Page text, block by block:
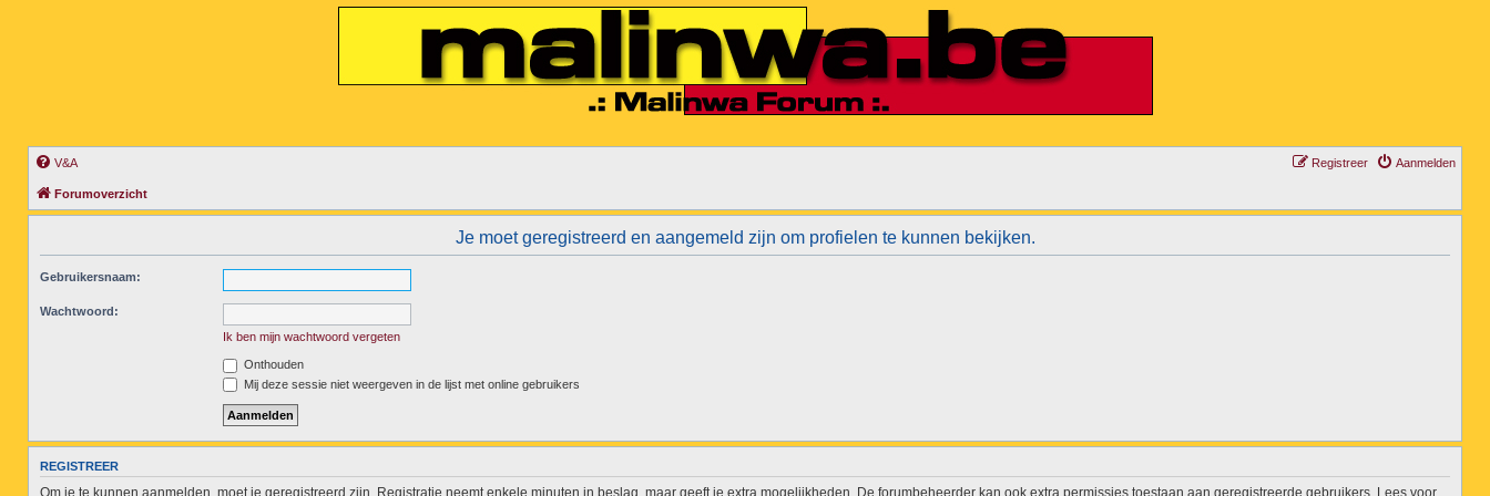
V&A Aanmelden
Registreer
Forumoverzicht
Je moet geregistreerd en aangemeld zijn om profielen te kunnen bekijken.
Gebruikersnaam:
Wachtwoord:
Ik ben mijn wachtwoord vergeten
Onthouden
Mij deze sessie niet weergeven in de lijst met online gebruikers
REGISTREER
Om je te kunnen aanmelden, moet je geregistreerd zijn. Registratie neemt enkele minuten in beslag, maar geeft je extra mogelijkheden. De forumbeheerder kan ook extra permissies toestaan aan geregistreerde gebruikers. Lees voor